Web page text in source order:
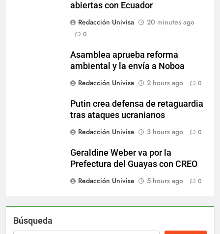
abiertas con Ecuador
Redacción Univisa
20 minutes ago
0
Asamblea aprueba reforma
ambiental y la envía a Noboa
Redacción Univisa
2 hours ago 0
Putin crea defensa de retaguardia
tras ataques ucranianos
Redacción Univisa
3 hours ago 0
Geraldine Weber va por la
Prefectura del Guayas con CREO
Redacción Univisa
5 hours ago 0
Búsqueda